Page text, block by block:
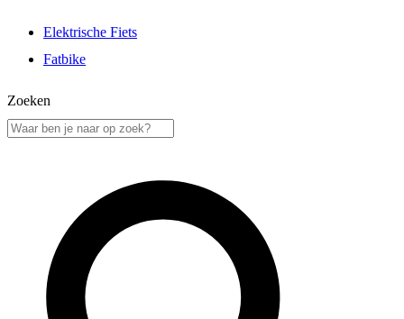
Elektrische Fiets
Fatbike
Zoeken